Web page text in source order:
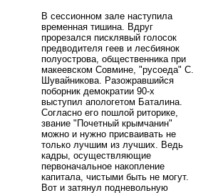
В сессионном зале наступила
временная тишина. Вдруг
прорезался писклявый голосок
предводителя геев и лесбиянок
полуострова, общественника при
макеевском Совмине, "русоеда" С.
Шувайникова. Разожравшийся
поборник демократии 90-х
выступил апологетом Баталина.
Согласно его пошлой риторике,
звание "Почетный крымчанин"
можно и нужно присваивать не
только лучшим из лучших. Ведь
кадры, осуществляющие
первоначальное накопление
капитала, чистыми быть не могут.
Вот и затянул подневольную